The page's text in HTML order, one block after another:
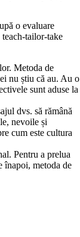
o evaluare
tailor-take
Metoda de
nu știu că au. Au o
sunt aduse la
dvs. să rămână
nevoile și
cum este cultura
Pentru a prelua
înapoi, metoda de